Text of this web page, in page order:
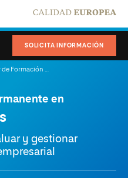
SOLICITA INFORMACIÓN
en
y gestionar